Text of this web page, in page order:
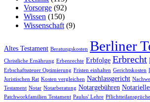
Vorsorge (92)
Wissen (150)
Wissenschaft (9)
Altes Testament Beratungskosten Berliner
Christliche Ernährung Erbenrechte Erbfolge Erbrecht
Erbschaftssteuer Optimierung Fristen einhalten Gerichtskosten
Juristischen Rat Kosten vergleichen Nachlassgericht
Testament Notar Notarberatung Notargebühren
Patchworkfamilien Testament Paulus' Lehre Pflichtteilansprüche